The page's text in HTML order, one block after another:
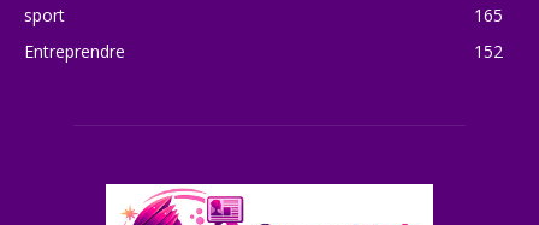
sport
165
Entreprendre
152